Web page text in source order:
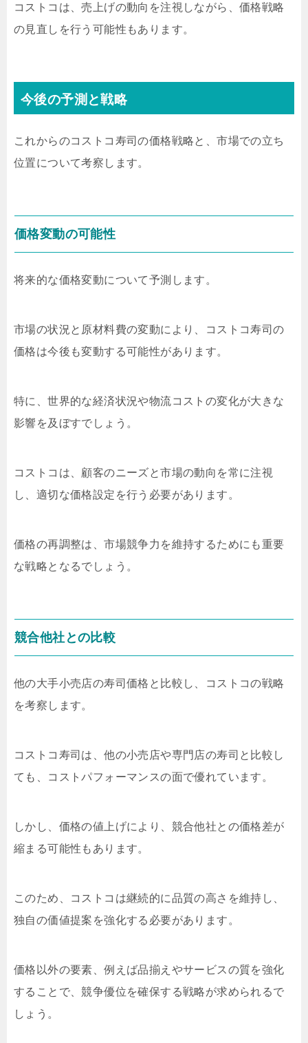
コストコは、売上げの動向を注視しながら、価格戦略
の見直しを行う可能性もあります。
今後の予測と戦略
これからのコストコ寿司の価格戦略と、市場での立ち
位置について考察します。
価格変動の可能性
将来的な価格変動について予測します。
市場の状況と原材料費の変動により、コストコ寿司の
価格は今後も変動する可能性があります。
特に、世界的な経済状況や物流コストの変化が大きな
影響を及ぼすでしょう。
コストコは、顧客のニーズと市場の動向を常に注視
し、適切な価格設定を行う必要があります。
価格の再調整は、市場競争力を維持するためにも重要
な戦略となるでしょう。
競合他社との比較
他の大手小売店の寿司価格と比較し、コストコの戦略
を考察します。
コストコ寿司は、他の小売店や専門店の寿司と比較し
ても、コストパフォーマンスの面で優れています。
しかし、価格の値上げにより、競合他社との価格差が
縮まる可能性もあります。
このため、コストコは継続的に品質の高さを維持し、
独自の価値提案を強化する必要があります。
価格以外の要素、例えば品揃えやサービスの質を強化
することで、競争優位を確保する戦略が求められるで
しょう。